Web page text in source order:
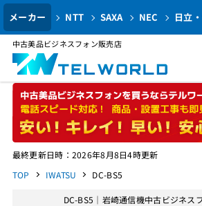
メーカー NTT SAXA NEC 日立
中古美品ビジネスフォン販売店
最終更新日時：2026年8月8日4時更新
TOP
IWATSU DC-BS5
DC-BS5｜岩崎通信機中古ビジネス